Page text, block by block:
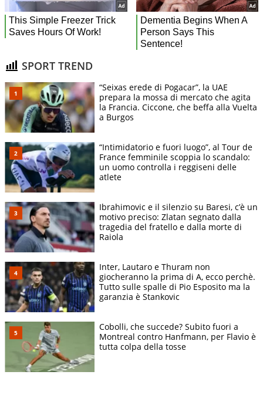
SPORT TREND
“Seixas erede di Pogacar”, la UAE
prepara la mossa di mercato che agita
la Francia. Ciccone, che beffa alla Vuelta
a Burgos
“Intimidatorio e fuori luogo”, al Tour de
France femminile scoppia lo scandalo:
un uomo controlla i reggiseni delle
atlete
Ibrahimovic e il silenzio su Baresi, c’è un
motivo preciso: Zlatan segnato dalla
tragedia del fratello e dalla morte di
Raiola
Inter, Lautaro e Thuram non
giocheranno la prima di A, ecco perchè.
Tutto sulle spalle di Pio Esposito ma la
garanzia è Stankovic
Cobolli, che succede? Subito fuori a
Montreal contro Hanfmann, per Flavio è
tutta colpa della tosse